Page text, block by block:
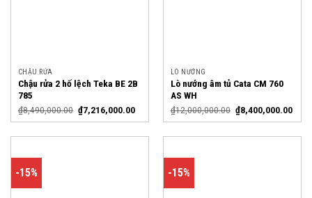
CHẬU RỬA
Chậu rửa 2 hố lệch Teka BE 2B
785
₫8,490,000.00 ₫7,216,000.00
LÒ NƯỚNG
Lò nướng âm tủ Cata CM 760
AS WH
₫12,000,000.00 ₫8,400,000.00
-15% -15%